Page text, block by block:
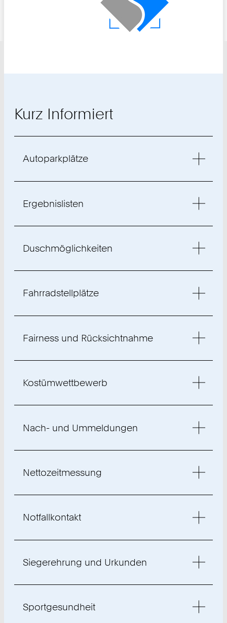
Kurz Informiert
Autoparkplätze
Ergebnislisten
Duschmöglichkeiten
Fahrradstellplätze
Fairness und Rücksichtnahme
Kostümwettbewerb
Nach- und Ummeldungen
Nettozeitmessung
Notfallkontakt
Siegerehrung und Urkunden
Sportgesundheit